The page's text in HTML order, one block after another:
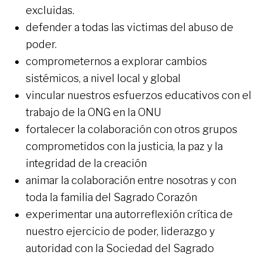
excluidas.
defender a todas las victimas del abuso de
poder.
comprometernos a explorar cambios
sistémicos, a nivel local y global
vincular nuestros esfuerzos educativos con el
trabajo de la ONG en la ONU
fortalecer la colaboración con otros grupos
comprometidos con la justicia, la paz y la
integridad de la creación
animar la colaboración entre nosotras y con
toda la familia del Sagrado Corazón
experimentar una autorreflexión crítica de
nuestro ejercicio de poder, liderazgo y
autoridad con la Sociedad del Sagrado